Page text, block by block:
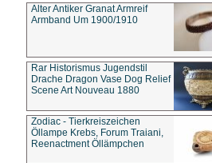
Alter Antiker Granat Armreif
Armband Um 1900/1910
Rar Historismus Jugendstil
Drache Dragon Vase Dog Relief
Scene Art Nouveau 1880
Zodiac - Tierkreiszeichen
Öllampe Krebs, Forum Traiani,
Reenactment Öllämpchen